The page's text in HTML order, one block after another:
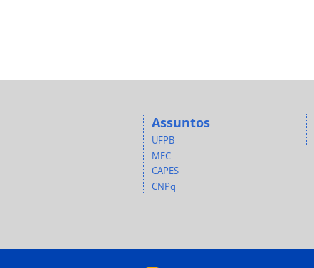
Assuntos
UFPB
MEC
CAPES
CNPq